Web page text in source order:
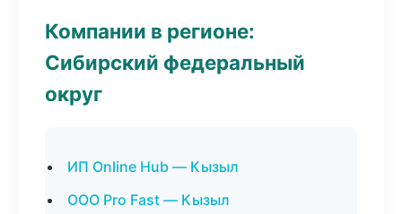
Компании в регионе:
Сибирский федеральный
округ
ИП Online Hub — Кызыл
ООО Pro Fast — Кызыл